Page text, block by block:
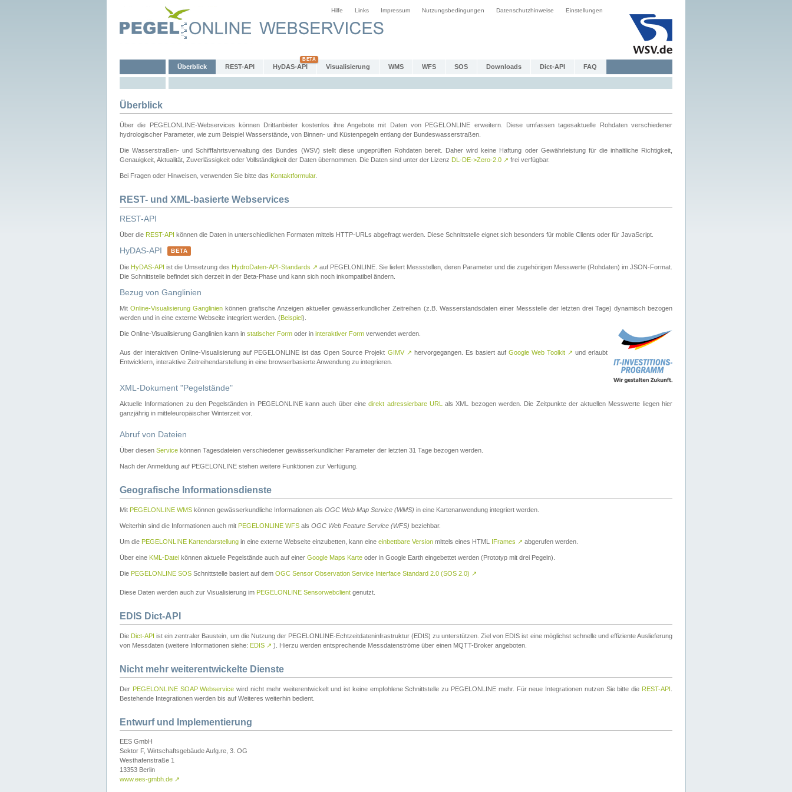
Hilfe Links Impressum Nutzungsbedingungen Datenschutzhinweise Einstellungen
Überblick REST-API HyDAS-API Visualisierung WMS WFS SOS Downloads Dict-API FAQ
Überblick
Über die PEGELONLINE-Webservices können Drittanbieter kostenlos ihre Angebote mit Daten von PEGELONLINE erweitern. Diese umfassen tagesaktuelle Rohdaten verschiedener
hydrologischer Parameter, wie zum Beispiel Wasserstände, von Binnen- und Küstenpegeln entlang der Bundeswasserstraßen.
Die Wasserstraßen- und Schifffahrtsverwaltung des Bundes (WSV) stellt diese ungeprüften Rohdaten bereit. Daher wird keine Haftung oder Gewährleistung für die inhaltliche Richtigkeit,
Genauigkeit, Aktualität, Zuverlässigkeit oder Vollständigkeit der Daten übernommen. Die Daten sind unter der Lizenz DL-DE->Zero-2.0 ↗ frei verfügbar.
Bei Fragen oder Hinweisen, verwenden Sie bitte das Kontaktformular.
REST- und XML-basierte Webservices
REST-API
Über die REST-API können die Daten in unterschiedlichen Formaten mittels HTTP-URLs abgefragt werden. Diese Schnittstelle eignet sich besonders für mobile Clients oder für JavaScript.
HyDAS-API BETA
Die HyDAS-API ist die Umsetzung des HydroDaten-API-Standards ↗ auf PEGELONLINE. Sie liefert Messstellen, deren Parameter und die zugehörigen Messwerte (Rohdaten) im JSON-Format.
Die Schnittstelle befindet sich derzeit in der Beta-Phase und kann sich noch inkompatibel ändern.
Bezug von Ganglinien
MitOnline-Visualisierung Ganglinien können grafische Anzeigen aktueller gewässerkundlicher Zeitreihen (z.B. Wasserstandsdaten einer Messstelle der letzten drei Tage) dynamisch bezogen
werden und in eine externe Webseite integriert werden. (Beispiel).
Die Online-Visualisierung Ganglinien kann in statischer Form oder in interaktiver Form verwendet werden.
Aus der interaktiven Online-Visualisierung auf PEGELONLINE ist das Open Source Projekt GIMV ↗ hervorgegangen. Es basiert auf Google Web Toolkit ↗ und erlaubt
Entwicklern, interaktive Zeitreihendarstellung in eine browserbasierte Anwendung zu integrieren.
XML-Dokument "Pegelstände"
Aktuelle Informationen zu den Pegelständen in PEGELONLINE kann auch über einedirekt adressierbare URL
als XML bezogen werden. Die Zeitpunkte der aktuellen Messwerte liegen hier
ganzjährig in mitteleuropäischer Winterzeit vor.
Abruf von Dateien
Über diesen Service können Tagesdateien verschiedener gewässerkundlicher Parameter der letzten 31 Tage bezogen werden.
Nach der Anmeldung auf PEGELONLINE stehen weitere Funktionen zur Verfügung.
Geografische Informationsdienste
Mit PEGELONLINE WMS können gewässerkundliche Informationen als OGC Web Map Service (WMS) in eine Kartenanwendung integriert werden.
Weiterhin sind die Informationen auch mit PEGELONLINE WFS als OGC Web Feature Service (WFS) beziehbar.
Um die PEGELONLINE Kartendarstellung in eine externe Webseite einzubetten, kann eine einbettbare Version mittels eines HTML IFrames ↗ abgerufen werden.
Über eine KML-Datei können aktuelle Pegelstände auch auf einer Google Maps Karte oder in Google Earth eingebettet werden (Prototyp mit drei Pegeln).
Die PEGELONLINE SOS Schnittstelle basiert auf dem OGC Sensor Observation Service Interface Standard 2.0 (SOS 2.0) ↗
Diese Daten werden auch zur Visualisierung im PEGELONLINE Sensorwebclient genutzt.
EDIS Dict-API
Die Dict-API ist ein zentraler Baustein, um die Nutzung der PEGELONLINE-Echtzeitdateninfrastruktur (EDIS) zu unterstützen. Ziel von EDIS ist eine möglichst schnelle und effiziente Auslieferung
von Messdaten (weitere Informationen siehe: EDIS ↗ ). Hierzu werden entsprechende Messdatenströme über einen MQTT-Broker angeboten.
Nicht mehr weiterentwickelte Dienste
Der PEGELONLINE SOAP Webservice wird nicht mehr weiterentwickelt und ist keine empfohlene Schnittstelle zu PEGELONLINE mehr. Für neue Integrationen nutzen Sie bitte die REST-API
Bestehende Integrationen werden bis auf Weiteres weiterhin bedient.
Entwurf und Implementierung
EES GmbH
Sektor F, Wirtschaftsgebäude Aufg.re, 3. OG
Westhafenstraße 1
13353 Berlin
www.ees-gmbh.de ↗